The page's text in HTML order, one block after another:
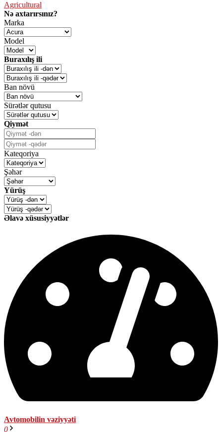
Agricultural
Nə axtarırsınız?
Marka
Model
Buraxılış ili
Ban növü
Sürətlər qutusu
Qiymət
Kateqoriya
Şəhər
Yürüş
Əlavə xüsusiyyətlər
Avtomobilin vəziyyəti
0